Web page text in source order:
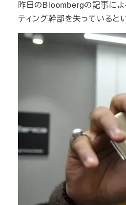
昨日のBloombergの記事によ
ティング幹部を失っていると